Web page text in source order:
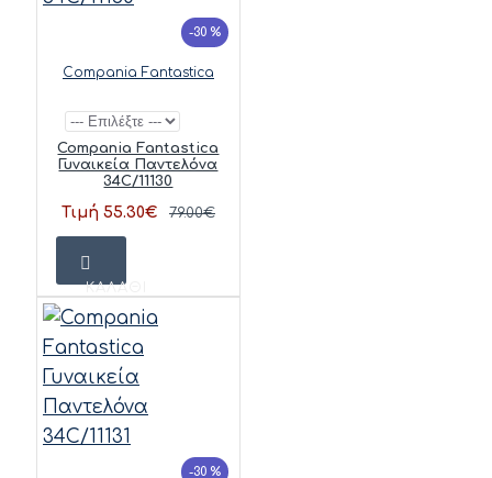
-30 %
Compania Fantastica
Compania Fantastica
Γυναικεία Παντελόνα
34C/11130
Τιμή 55.30€ 79.00€
ΚΑΛΆΘΙ
-30 %